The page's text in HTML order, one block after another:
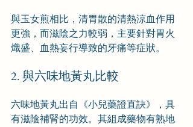
與玉女煎相比，清胃散的清熱涼血作用
更強，而滋陰之力較弱，主要針對胃火
熾盛、血熱妄行導致的牙痛等症狀。
2. 與六味地黃丸比較
六味地黃丸出自《小兒藥證直訣》，具
有滋陰補腎的功效。其組成藥物有熟地